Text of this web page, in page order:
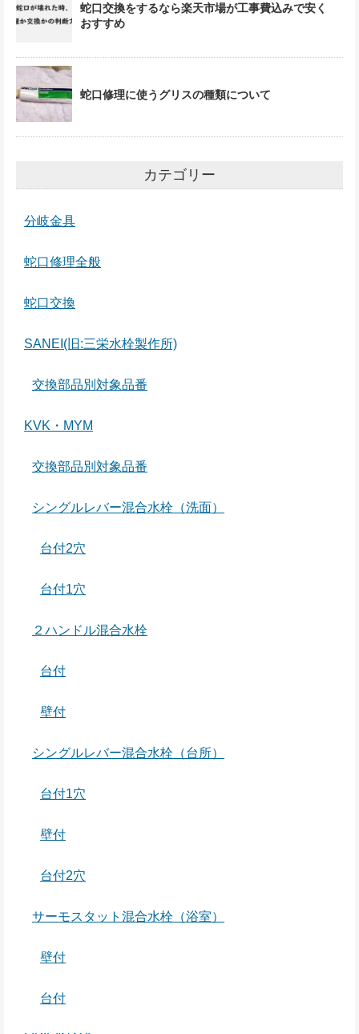
蛇口交換をするなら楽天市場が工事費込みで安く
おすすめ
蛇口修理に使うグリスの種類について
カテゴリー
分岐金具
蛇口修理全般
蛇口交換
SANEI(旧:三栄水栓製作所)
交換部品別対象品番
KVK・MYM
交換部品別対象品番
シングルレバー混合水栓（洗面）
台付2穴
台付1穴
２ハンドル混合水栓
台付
壁付
シングルレバー混合水栓（台所）
台付1穴
壁付
台付2穴
サーモスタット混合水栓（浴室）
壁付
台付